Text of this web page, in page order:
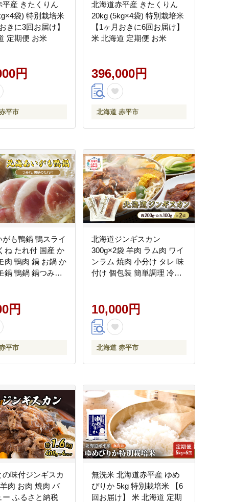
平産 きたくりん
袋) 特別栽培米
きに3回お届け】
定期便 お米
円
平市
北海道赤平産 きたくりん
20kg (5kg×4袋) 特別栽培米
【1ヶ月おきに6回お届け】
米 北海道 定期便 お米
396,000円
北海道 赤平市
がも鴨鍋 鴨スライ
ね たれ付 国産 か
肉 鴨肉 鍋 お鍋 か
鍋 鴨鍋 鍋つみれ
円
平市
北海道ジンギスカン
300g×2袋 羊肉 ラム肉 ワイ
ンラム 焼肉 小分け タレ 味
付け 個包装 簡単調理 冷凍
10,000円
北海道 赤平市
の味付ジンギスカ
肉 お肉 焼肉 バ
ー ふるさと納税
無洗米 北海道赤平産 ゆめ
ぴりか 5kg 特別栽培米 【6
回お届け】 米 北海道 定期